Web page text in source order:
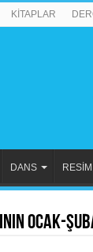
KİTAPLAR
DANS RESİM
Ocak-